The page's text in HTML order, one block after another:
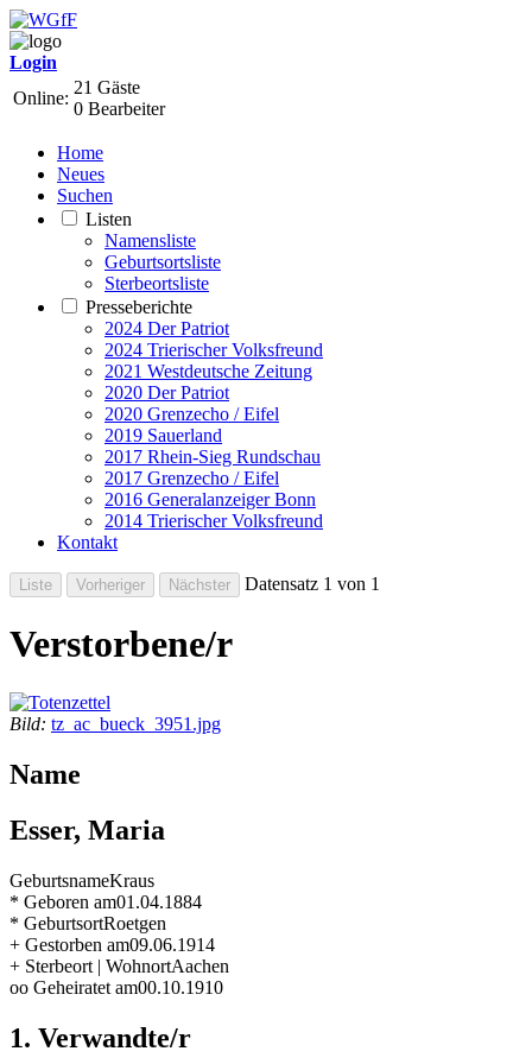
Login
Online:
21 Gäste
0 Bearbeiter
Home
Neues
Suchen
Listen
Namensliste
Geburtsortsliste
Sterbeortsliste
Presseberichte
2024 Der Patriot
2024 Trierischer Volksfreund
2021 Westdeutsche Zeitung
2020 Der Patriot
2020 Grenzecho / Eifel
2019 Sauerland
2017 Rhein-Sieg Rundschau
2017 Grenzecho / Eifel
2016 Generalanzeiger Bonn
2014 Trierischer Volksfreund
Kontakt
Datensatz 1 von 1
Verstorbene/r
Bild: tz_ac_bueck_3951.jpg
Name
Esser, Maria
GeburtsnameKraus
* Geboren am01.04.1884
* GeburtsortRoetgen
+ Gestorben am09.06.1914
+ Sterbeort | WohnortAachen
oo Geheiratet am00.10.1910
1. Verwandte/r